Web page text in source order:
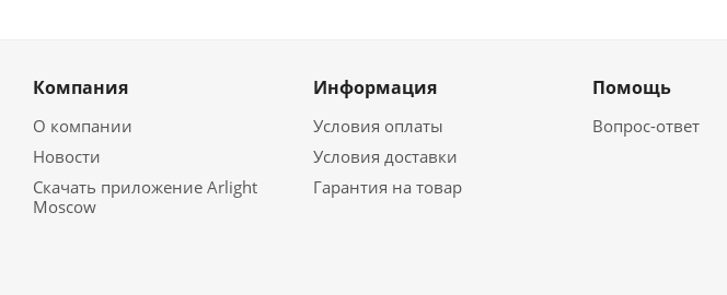
Компания
О компании
Новости
Скачать приложение Arlight
Moscow
Информация
Условия оплаты
Условия доставки
Гарантия на товар
Помощь
Вопрос-ответ